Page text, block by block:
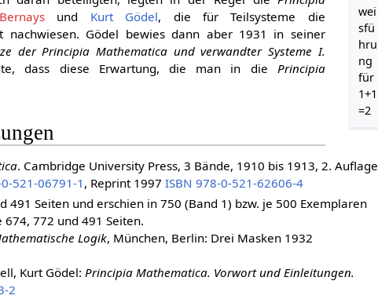
wei
sfü
hru
ng
für
1+1
=2
und Kurt Gödel, die für Teilsysteme die
nachwiesen. Gödel bewies dann aber 1931 in seiner
der Principia Mathematica und verwandter Systeme I.
dass diese Erwartung, die man in die Principia
. Cambridge University Press, 3 Bände, 1910 bis 1913, 2. Auflage
521-06791-1, Reprint 1997 ISBN 978-0-521-62606-4
491 Seiten und erschien in 750 (Band 1) bzw. je 500 Exemplaren
772 und 491 Seiten.
Logik, München, Berlin: Drei Masken 1932
Kurt Gödel: Principia Mathematica. Vorwort und Einleitungen.
2